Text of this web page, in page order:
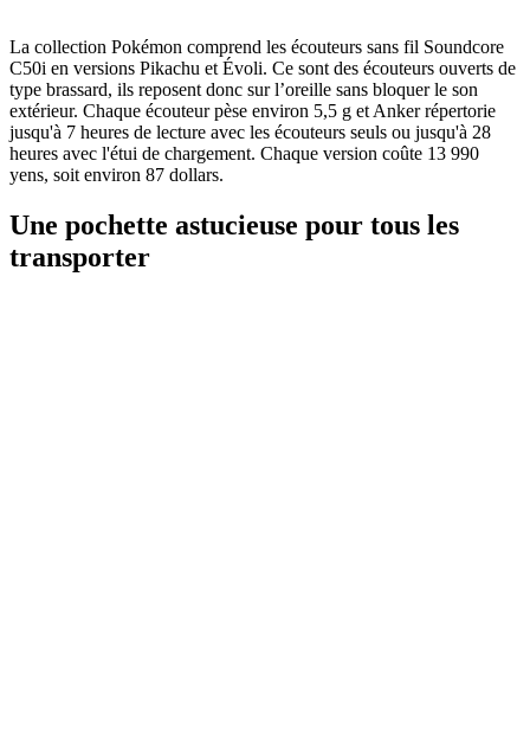
La collection Pokémon comprend les écouteurs sans fil Soundcore
C50i en versions Pikachu et Évoli. Ce sont des écouteurs ouverts de
type brassard, ils reposent donc sur l’oreille sans bloquer le son
extérieur. Chaque écouteur pèse environ 5,5 g et Anker répertorie
jusqu'à 7 heures de lecture avec les écouteurs seuls ou jusqu'à 28
heures avec l'étui de chargement. Chaque version coûte 13 990
yens, soit environ 87 dollars.
Une pochette astucieuse pour tous les
transporter